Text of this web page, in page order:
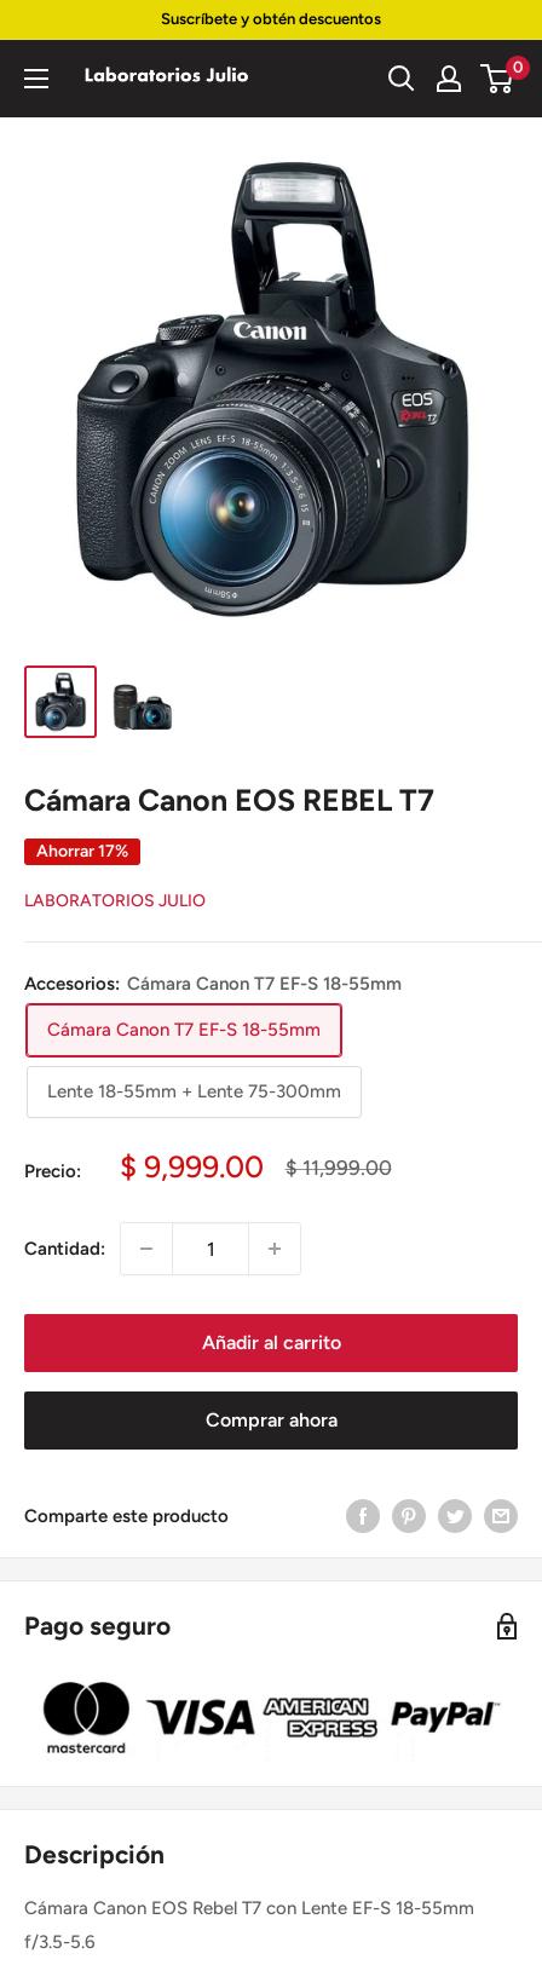
contenido
Suscríbete y obtén descuentos
Laboratorios
0
Cámara Canon EOS REBEL T7
Ahorrar 17%
LABORATORIOS JULIO
Accesorios: Cámara Canon T7 EF-S 18-55mm
Cámara Canon T7 EF-S 18-55mm
Lente 18-55mm + Lente 75-300mm
Precio:
Precio
$ 9,999.00
Precio
$ 11,999.00
Cantidad:
Añadir al carrito
Comprar ahora
Comparte este producto
Pago seguro
Descripción
Cámara Canon EOS Rebel T7 con Lente EF-S 18-55mm
f/3.5-5.6